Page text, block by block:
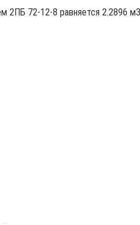
2ПБ 72-12-8 равняется 2.2896